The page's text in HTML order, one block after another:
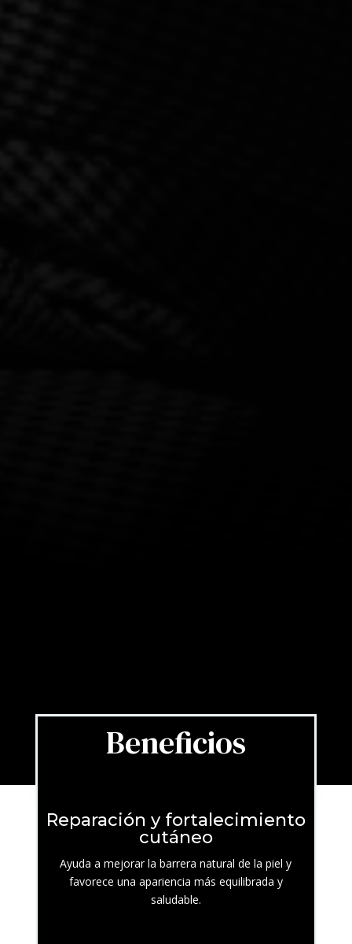
Beneficios
Reparación y fortalecimiento
cutáneo
Ayuda a mejorar la barrera natural de la piel y
favorece una apariencia más equilibrada y
saludable.